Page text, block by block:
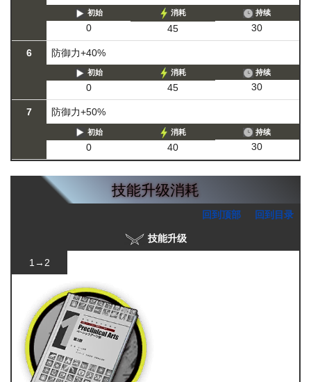
初始
0
消耗
45
持续
30
6 防御力+40%
初始
0
消耗
45
持续
30
7 防御力+50%
初始
0
消耗
40
持续
30
技能升级消耗
回到顶部 回到目录
技能升级
1→2